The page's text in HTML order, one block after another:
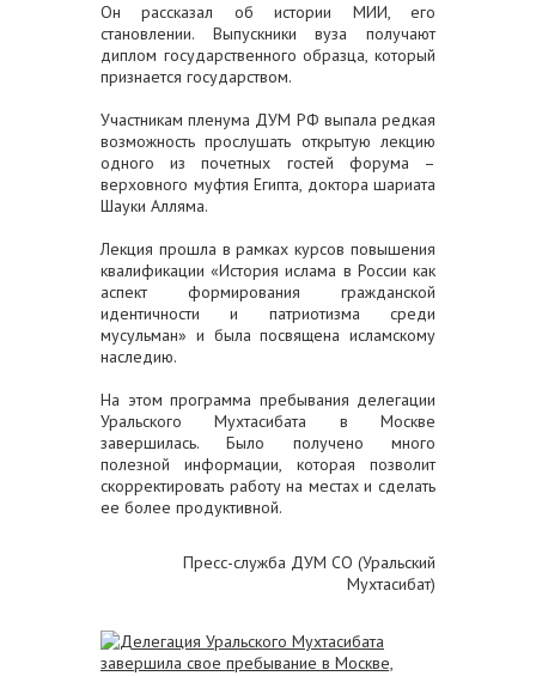
Он рассказал об истории МИИ, его
становлении. Выпускники вуза получают
диплом государственного образца, который
признается государством.
Участникам пленума ДУМ РФ выпала редкая
возможность прослушать открытую лекцию
одного из почетных гостей форума –
верховного муфтия Египта, доктора шариата
Шауки Алляма.
Лекция прошла в рамках курсов повышения
квалификации «История ислама в России как
аспект формирования гражданской
идентичности и патриотизма среди
мусульман» и была посвящена исламскому
наследию.
На этом программа пребывания делегации
Уральского Мухтасибата в Москве
завершилась. Было получено много
полезной информации, которая позволит
скорректировать работу на местах и сделать
ее более продуктивной.
Пресс-служба ДУМ СО (Уральский
Мухтасибат)